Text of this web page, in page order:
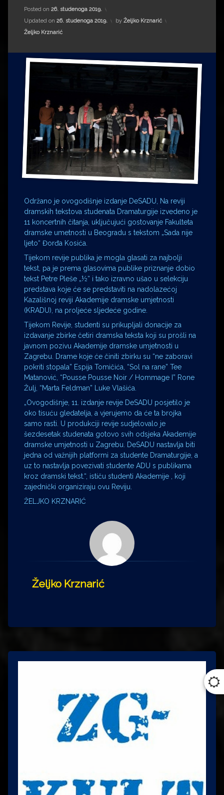
Drugi autori
Drugi autori
Matea Andrić
Ljiljana Lekanić-Kljaić
Željko Krznarić
Mario Lovreković
Miroslav Šantek
Posted on 26. studenoga 2019.
Updated on 26. studenoga 2019. by Željko Krznarić
Kategorije:
Željko Krznarić
Održano je ovogodišnje izdanje DeSADU, Na reviji
dramskih tekstova studenata Dramaturgije izvedeno je
11 koncertnih čitanja, uključujući gostovanje Fakulteta
dramske umetnosti u Beogradu s tekstom „Sada nije
ljeto“ Đorđa Kosića.
Tijekom revije publika je mogla glasati za najbolji
tekst, pa je prema glasovima publike priznanje dobio
tekst Petre Pleše „½“ i tako izravno ušao u selekciju
predstava koje će se predstaviti na nadolazećoj
Kazališnoj reviji Akademije dramske umjetnosti
(KRADU), na proljeće sljedeće godine.
Tijekom Revije, studenti su prikupljali donacije za
izdavanje zbirke četiri dramska teksta koji su prošli na
javnom pozivu Akademije dramske umjetnosti u
Zagrebu. Drame koje će činiti zbirku su “ne zaboravi
pokriti stopala” Espija Tomičića, “Sol na rane” Tee
Matanović, “Pousse Pousse Noir / Hommage I” Rone
Žulj, “Marta Feldman” Luke Vlašića.
„Ovogodišnje, 11. izdanje revije DeSADU posjetilo je
oko tisuću gledatelja, a vjerujemo da će ta brojka
samo rasti. U produkciji revije sudjelovalo je
šezdesetak studenata gotovo svih odsjeka Akademije
dramske umjetnosti u Zagrebu. DeSADU nastavlja biti
jedna od važnijih platformi za studente Dramaturgije, a
uz to nastavlja povezivati studente ADU s publikama
kroz dramski tekst.“, ističu studenti Akademije , koji
zajednički organiziraju ovu Reviju.
ŽELJKO KRZNARIĆ
Željko Krznarić